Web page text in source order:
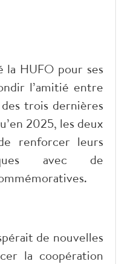
la HUFO pour ses
l’amitié entre
trois dernières
2025, les deux
renforcer leurs
avec de
de nouvelles
la coopération